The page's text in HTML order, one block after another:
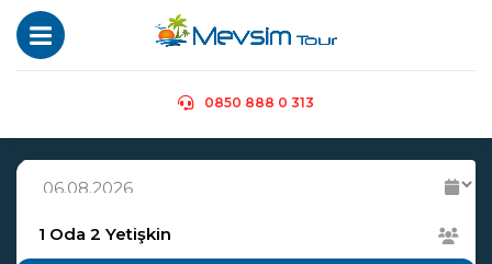
0850 888 0 313
1 Oda 2 Yetişkin